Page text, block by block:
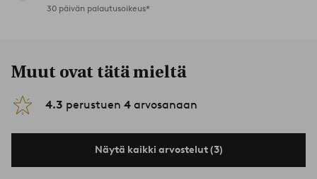
30 päivän palautusoikeus*
Muut ovat tätä mieltä
4.3 perustuen 4 arvosanaan
Näytä kaikki arvostelut (3)